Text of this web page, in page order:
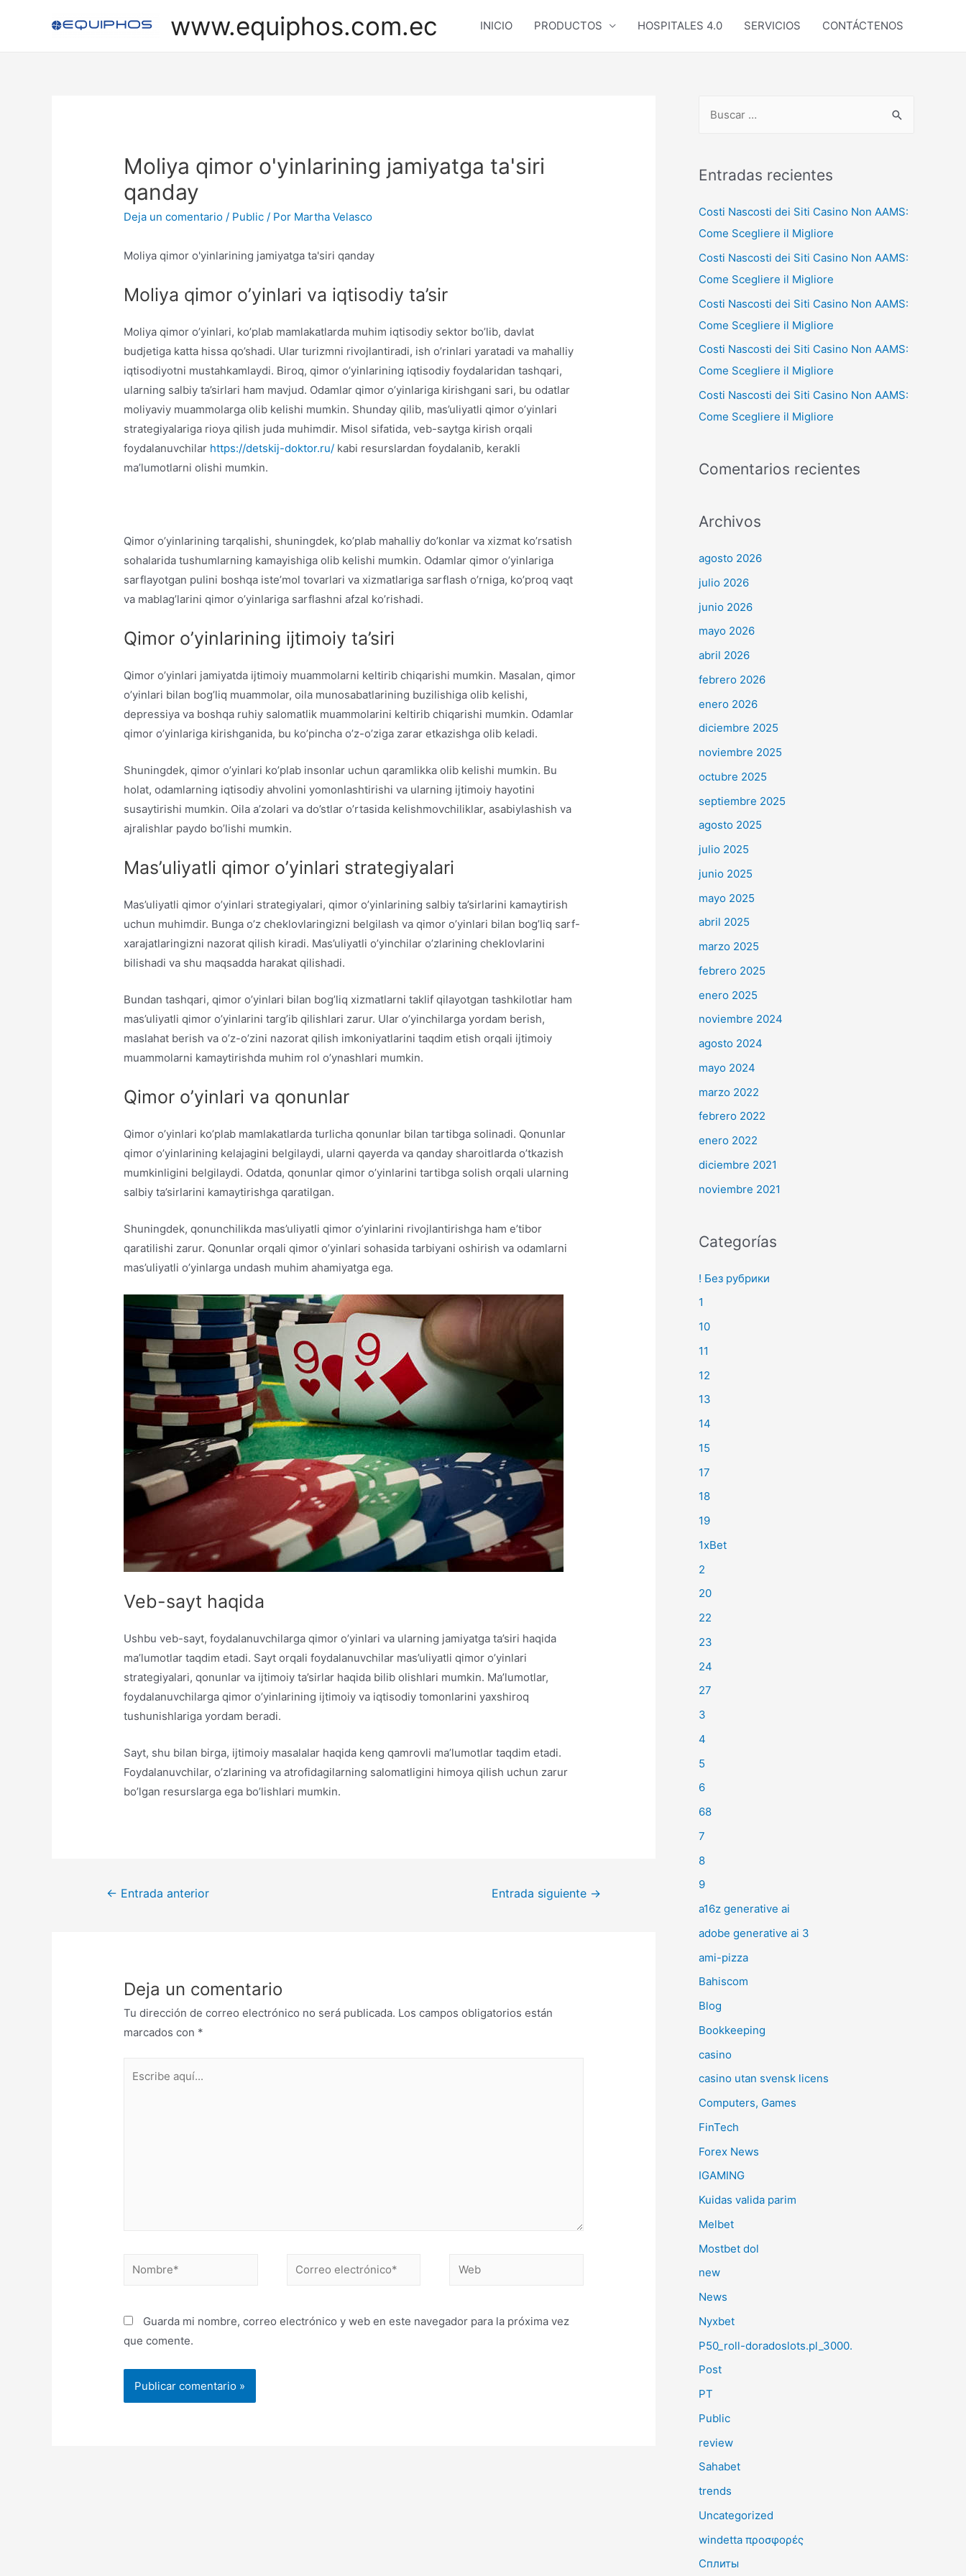
www.equiphos.com.ec INICIO PRODUCTOS HOSPITALES 4.0 SERVICIOS CONTÁCTENOS
Moliya qimor o'yinlarining jamiyatga ta'siri
qanday
Deja un comentario / Public / Por Martha Velasco
Moliya qimor o'yinlarining jamiyatga ta'siri qanday
Moliya qimor o’yinlari va iqtisodiy ta’sir
Moliya qimor o’yinlari, ko’plab mamlakatlarda muhim iqtisodiy sektor bo’lib, davlat
budjetiga katta hissa qo’shadi. Ular turizmni rivojlantiradi, ish o’rinlari yaratadi va mahalliy
iqtisodiyotni mustahkamlaydi. Biroq, qimor o’yinlarining iqtisodiy foydalaridan tashqari,
ularning salbiy ta’sirlari ham mavjud. Odamlar qimor o’yinlariga kirishgani sari, bu odatlar
moliyaviy muammolarga olib kelishi mumkin. Shunday qilib, mas’uliyatli qimor o’yinlari
strategiyalariga rioya qilish juda muhimdir. Misol sifatida, veb-saytga kirish orqali
foydalanuvchilar https://detskij-doktor.ru/ kabi resurslardan foydalanib, kerakli
ma’lumotlarni olishi mumkin.
Qimor o’yinlarining tarqalishi, shuningdek, ko’plab mahalliy do’konlar va xizmat ko’rsatish
sohalarida tushumlarning kamayishiga olib kelishi mumkin. Odamlar qimor o’yinlariga
sarflayotgan pulini boshqa iste’mol tovarlari va xizmatlariga sarflash o’rniga, ko’proq vaqt
va mablag’larini qimor o’yinlariga sarflashni afzal ko’rishadi.
Qimor o’yinlarining ijtimoiy ta’siri
Qimor o’yinlari jamiyatda ijtimoiy muammolarni keltirib chiqarishi mumkin. Masalan, qimor
o’yinlari bilan bog’liq muammolar, oila munosabatlarining buzilishiga olib kelishi,
depressiya va boshqa ruhiy salomatlik muammolarini keltirib chiqarishi mumkin. Odamlar
qimor o’yinlariga kirishganida, bu ko’pincha o’z-o’ziga zarar etkazishga olib keladi.
Shuningdek, qimor o’yinlari ko’plab insonlar uchun qaramlikka olib kelishi mumkin. Bu
holat, odamlarning iqtisodiy ahvolini yomonlashtirishi va ularning ijtimoiy hayotini
susaytirishi mumkin. Oila a’zolari va do’stlar o’rtasida kelishmovchiliklar, asabiylashish va
ajralishlar paydo bo’lishi mumkin.
Mas’uliyatli qimor o’yinlari strategiyalari
Mas’uliyatli qimor o’yinlari strategiyalari, qimor o’yinlarining salbiy ta’sirlarini kamaytirish
uchun muhimdir. Bunga o’z cheklovlaringizni belgilash va qimor o’yinlari bilan bog’liq sarf-
xarajatlaringizni nazorat qilish kiradi. Mas’uliyatli o’yinchilar o’zlarining cheklovlarini
bilishadi va shu maqsadda harakat qilishadi.
Bundan tashqari, qimor o’yinlari bilan bog’liq xizmatlarni taklif qilayotgan tashkilotlar ham
mas’uliyatli qimor o’yinlarini targ’ib qilishlari zarur. Ular o’yinchilarga yordam berish,
maslahat berish va o’z-o’zini nazorat qilish imkoniyatlarini taqdim etish orqali ijtimoiy
muammolarni kamaytirishda muhim rol o’ynashlari mumkin.
Qimor o’yinlari va qonunlar
Qimor o’yinlari ko’plab mamlakatlarda turlicha qonunlar bilan tartibga solinadi. Qonunlar
qimor o’yinlarining kelajagini belgilaydi, ularni qayerda va qanday sharoitlarda o’tkazish
mumkinligini belgilaydi. Odatda, qonunlar qimor o’yinlarini tartibga solish orqali ularning
salbiy ta’sirlarini kamaytirishga qaratilgan.
Shuningdek, qonunchilikda mas’uliyatli qimor o’yinlarini rivojlantirishga ham e’tibor
qaratilishi zarur. Qonunlar orqali qimor o’yinlari sohasida tarbiyani oshirish va odamlarni
mas’uliyatli o’yinlarga undash muhim ahamiyatga ega.
Veb-sayt haqida
Ushbu veb-sayt, foydalanuvchilarga qimor o’yinlari va ularning jamiyatga ta’siri haqida
ma’lumotlar taqdim etadi. Sayt orqali foydalanuvchilar mas’uliyatli qimor o’yinlari
strategiyalari, qonunlar va ijtimoiy ta’sirlar haqida bilib olishlari mumkin. Ma’lumotlar,
foydalanuvchilarga qimor o’yinlarining ijtimoiy va iqtisodiy tomonlarini yaxshiroq
tushunishlariga yordam beradi.
Sayt, shu bilan birga, ijtimoiy masalalar haqida keng qamrovli ma’lumotlar taqdim etadi.
Foydalanuvchilar, o’zlarining va atrofidagilarning salomatligini himoya qilish uchun zarur
bo’lgan resurslarga ega bo’lishlari mumkin.
Navegación
← Entrada anterior Entrada siguiente →
Deja un comentario
Tu dirección de correo electrónico no será publicada. Los campos obligatorios están
marcados con *
Nombre*
Correo
Web
Guarda mi nombre, correo electrónico y web en este navegador para la próxima vez
que comente.
c
r
p
o
r
:
Entradas recientes
Costi Nascosti dei Siti Casino Non AAMS:
Come Scegliere il Migliore
Costi Nascosti dei Siti Casino Non AAMS:
Come Scegliere il Migliore
Costi Nascosti dei Siti Casino Non AAMS:
Come Scegliere il Migliore
Costi Nascosti dei Siti Casino Non AAMS:
Come Scegliere il Migliore
Costi Nascosti dei Siti Casino Non AAMS:
Come Scegliere il Migliore
Comentarios recientes
Archivos
agosto 2026
julio 2026
junio 2026
mayo 2026
abril 2026
febrero 2026
enero 2026
diciembre 2025
noviembre 2025
octubre 2025
septiembre 2025
agosto 2025
julio 2025
junio 2025
mayo 2025
abril 2025
marzo 2025
febrero 2025
enero 2025
noviembre 2024
agosto 2024
mayo 2024
marzo 2022
febrero 2022
enero 2022
diciembre 2021
noviembre 2021
Categorías
! Без рубрики
1
10
11
12
13
14
15
17
18
19
1xBet
2
20
22
23
24
27
3
4
5
6
68
7
8
9
a16z generative ai
adobe generative ai 3
ami-pizza
Bahiscom
Blog
Bookkeeping
casino
casino utan svensk licens
Computers, Games
FinTech
Forex News
IGAMING
Kuidas valida parim
Melbet
Mostbet dol
new
News
Nyxbet
P50_roll-doradoslots.pl_3000.
Post
PT
Public
review
Sahabet
trends
Uncategorized
windetta προσφορές
Сплиты